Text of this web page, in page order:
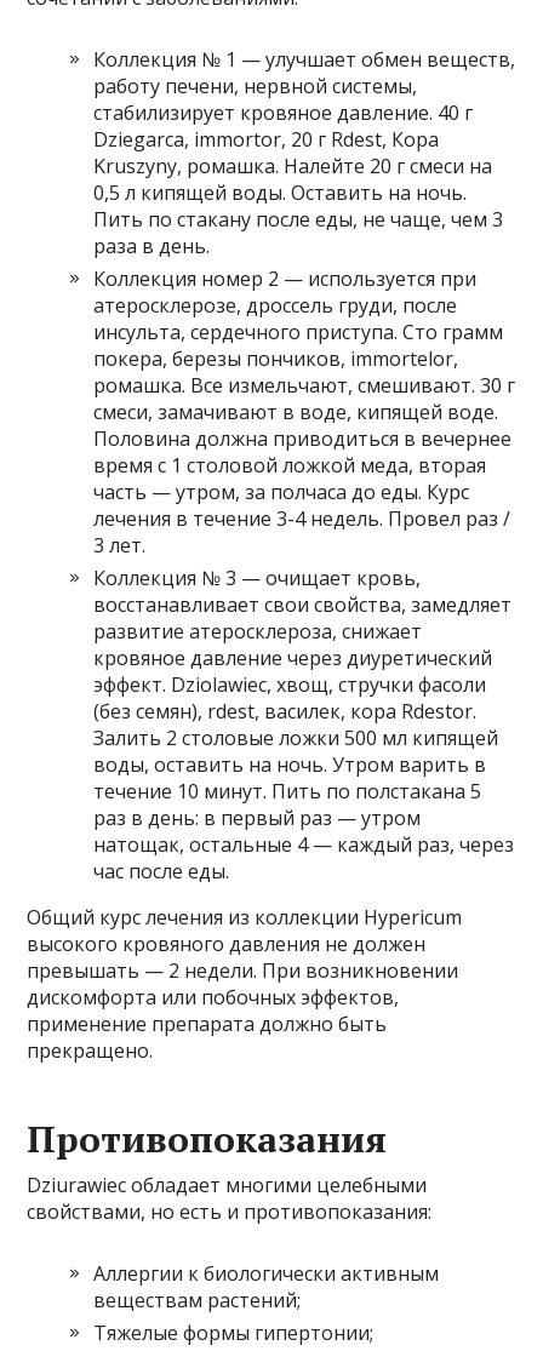
Коллекция № 1 — улучшает обмен веществ,
работу печени, нервной системы,
стабилизирует кровяное давление. 40 г
Dziegarca, immortor, 20 г Rdest, Кора
Kruszyny, ромашка. Налейте 20 г смеси на
0,5 л кипящей воды. Оставить на ночь.
Пить по стакану после еды, не чаще, чем 3
раза в день.
Коллекция номер 2 — используется при
атеросклерозе, дроссель груди, после
инсульта, сердечного приступа. Сто грамм
покера, березы пончиков, immortelor,
ромашка. Все измельчают, смешивают. 30 г
смеси, замачивают в воде, кипящей воде.
Половина должна приводиться в вечернее
время с 1 столовой ложкой меда, вторая
часть — утром, за полчаса до еды. Курс
лечения в течение 3-4 недель. Провел раз /
3 лет.
Коллекция № 3 — очищает кровь,
восстанавливает свои свойства, замедляет
развитие атеросклероза, снижает
кровяное давление через диуретический
эффект. Dziolawiec, хвощ, стручки фасоли
(без семян), rdest, василек, кора Rdestor.
Залить 2 столовые ложки 500 мл кипящей
воды, оставить на ночь. Утром варить в
течение 10 минут. Пить по полстакана 5
раз в день: в первый раз — утром
натощак, остальные 4 — каждый раз, через
час после еды.
Общий курс лечения из коллекции Hypericum
высокого кровяного давления не должен
превышать — 2 недели. При возникновении
дискомфорта или побочных эффектов,
применение препарата должно быть
прекращено.
Противопоказания
Dziurawiec обладает многими целебными
свойствами, но есть и противопоказания:
Аллергии к биологически активным
веществам растений;
Тяжелые формы гипертонии;